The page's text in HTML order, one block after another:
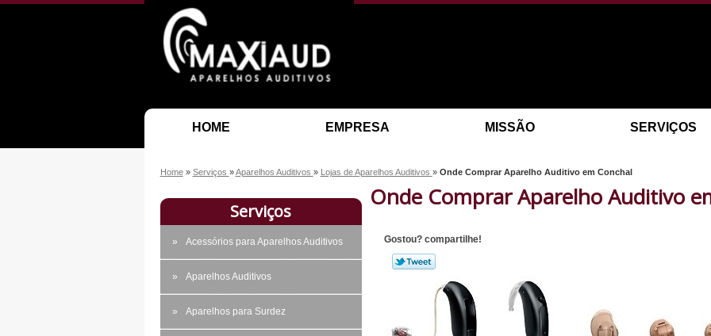
HOME EMPRESA MISSÃO SERVIÇOS
Home » Serviços »Aparelhos Auditivos » Lojas de Aparelhos Auditivos » Onde Comprar Aparelho Auditivo em Conchal
Serviços
Acessórios para Aparelhos Auditivos
Aparelhos Auditivos
Aparelhos para Surdez
Onde Comprar Aparelho Auditivo
Gostou? compartilhe!